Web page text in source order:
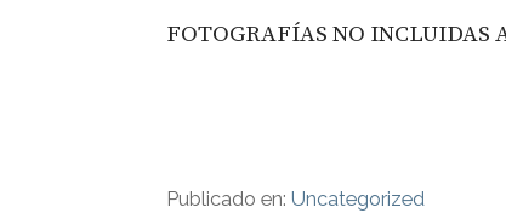
FOTOGRAFÍAS NO INCLUIDAS
Publicado en:Uncategorized